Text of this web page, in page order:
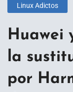
Linux Adictos
Huawei
la
por